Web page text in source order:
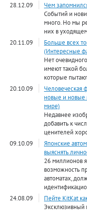
28.12.09
Чем
Событий и
много. Но мы
них в
20.11.09
Больше всех
(Интересные
Нет
имеют такой
которые
20.10.09
Человеческая
новые и
мире)
Недавнее
добавить к
ценителей
09.10.09
Японские
выяснять
26 миллионов
возможность
автоматах,
24.08.09
Пейте KitKat
Эксклюзивный